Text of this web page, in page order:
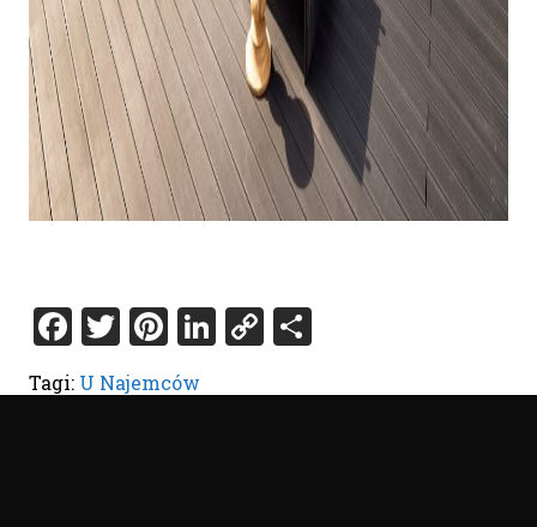
Facebook
Twitter
Pinterest
LinkedIn
CopyShare
Tagi: U Najemców